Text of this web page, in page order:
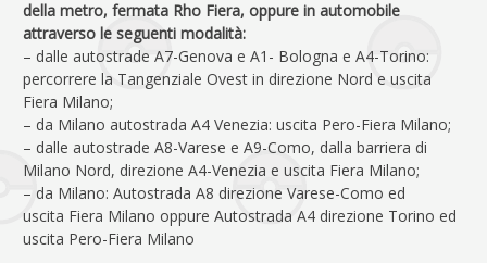
della metro, fermata Rho Fiera, oppure in automobile
attraverso le seguenti modalità:
– dalle autostrade A7-Genova e A1- Bologna e A4-Torino:
percorrere la Tangenziale Ovest in direzione Nord e uscita
Fiera Milano;
– da Milano autostrada A4 Venezia: uscita Pero-Fiera Milano;
– dalle autostrade A8-Varese e A9-Como, dalla barriera di
Milano Nord, direzione A4-Venezia e uscita Fiera Milano;
– da Milano: Autostrada A8 direzione Varese-Como ed
uscita Fiera Milano oppure Autostrada A4 direzione Torino ed
uscita Pero-Fiera Milano